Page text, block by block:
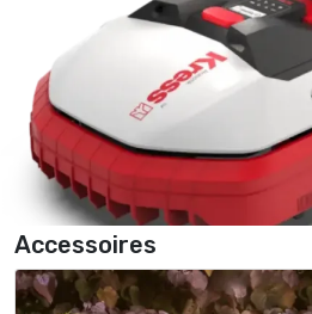
Accessoires